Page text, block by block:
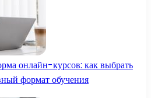
онлайн-курсов: как выбрать
формат обучения